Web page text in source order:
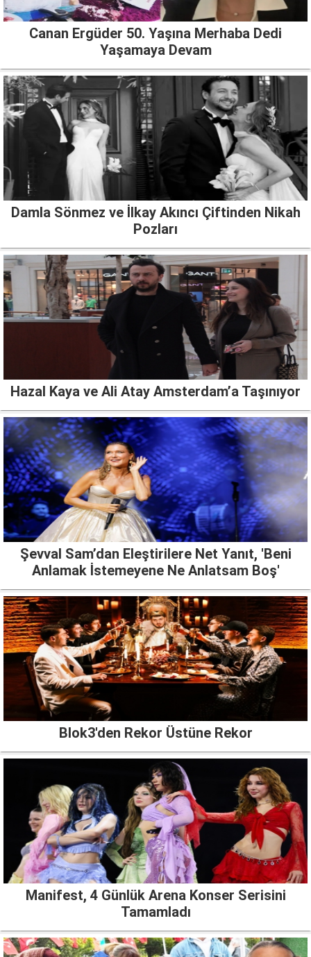
Canan Ergüder 50. Yaşına Merhaba Dedi
Yaşamaya Devam
Damla Sönmez ve İlkay Akıncı Çiftinden Nikah
Pozları
Hazal Kaya ve Ali Atay Amsterdam’a Taşınıyor
Şevval Sam’dan Eleştirilere Net Yanıt, 'Beni
Anlamak İstemeyene Ne Anlatsam Boş'
Blok3'den Rekor Üstüne Rekor
Manifest, 4 Günlük Arena Konser Serisini
Tamamladı